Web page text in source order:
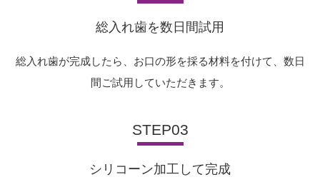
総入れ歯を数日間試用
総入れ歯が完成したら、お口の形を採る材料を付けて、数日
間ご試用していただきます。
STEP03
シリコーン加工して完成